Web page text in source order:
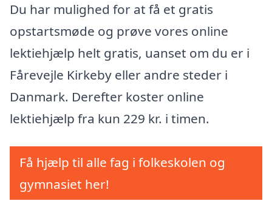
Du har mulighed for at få et gratis
opstartsmøde og prøve vores online
lektiehjælp helt gratis, uanset om du er i
Fårevejle Kirkeby eller andre steder i
Danmark. Derefter koster online
lektiehjælp fra kun 229 kr. i timen.
Få hjælp til alle fag i folkeskolen og
gymnasiet her!